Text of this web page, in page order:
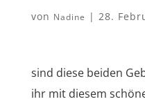
von Nadine | 28.
sind diese beiden
ihr mit diesem